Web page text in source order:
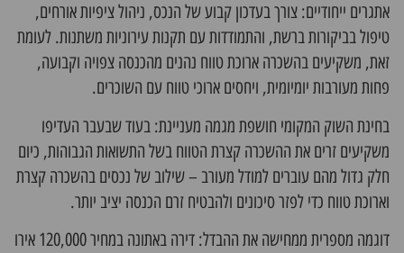
אתגרים ייחודיים: צורך בעדכון קבוע של הנכס, ניהול ציפיות אורחים,
טיפול בביקורות ברשת, והתמודדות עם תקנות עירוניות משתנות. לעומת
זאת, משקיעים בהשכרה ארוכת טווח נהנים מהכנסה צפויה וקבועה,
פחות מעורבות יומיומית, ויחסים ארוכי טווח עם השוכרים.
בחינת השוק המקומי חושפת מגמה מעניינת: בעוד שבעבר העדיפו
משקיעים זרים את ההשכרה קצרת הטווח בשל התשואות הגבוהות, כיום
חלק גדול מהם עוברים למודל מעורב – שילוב של נכסים בהשכרה קצרת
וארוכת טווח כדי לפזר סיכונים ולהבטיח זרם הכנסה יציב יותר.
דוגמה מספרית ממחישה את ההבדל: דירה באתונה במחיר 120,000 אירו